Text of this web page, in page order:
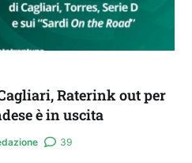
Raterink out per
è in uscita
39